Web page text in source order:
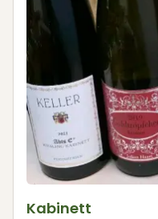
Kabinett